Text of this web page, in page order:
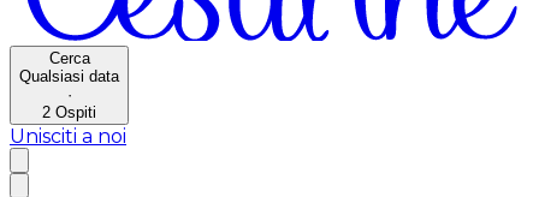
Cerca
Qualsiasi data
·
2 Ospiti
Unisciti a noi